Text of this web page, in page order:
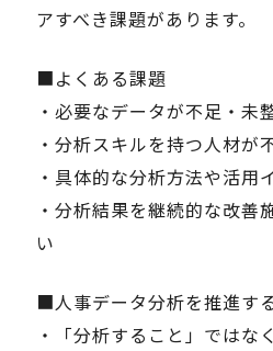
News
サイト内検索
Contact
アすべき課題があります。
■よくある課題
・必要なデータが不足・未
・分析スキルを持つ人材が
・具体的な分析方法や活用
・分析結果を継続的な改善
い
■人事データ分析を推進す
・「分析すること」ではな